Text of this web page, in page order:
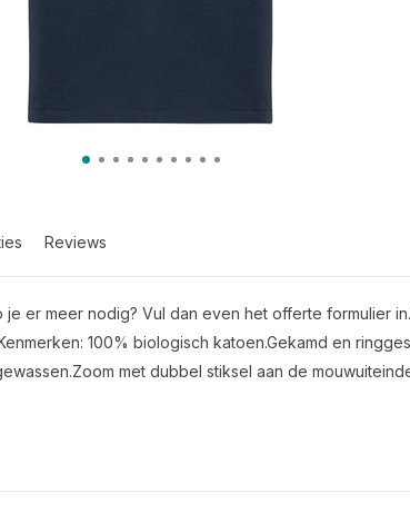
Reviews
er meer nodig? Vul dan even het offerte formulier
100% biologisch katoen.Gekamd en
met dubbel stiksel aan de